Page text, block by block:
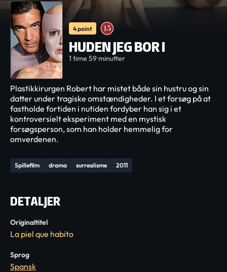
4 point
HUDEN JEG BOR I
1 time 59 minutter
Spillefilm drama surrealisme 2011
Plastikkirurgen Robert har mistet både sin hustru og sin
datter under tragiske omstændigheder. I et forsøg på at
fastholde fortiden i nutiden fordyber han sig i et
kontroversielt eksperiment med en mystisk
forsøgsperson, som han holder hemmelig for
omverdenen.
DETALJER
Originaltitel
La piel que habito
Sprog
Spansk